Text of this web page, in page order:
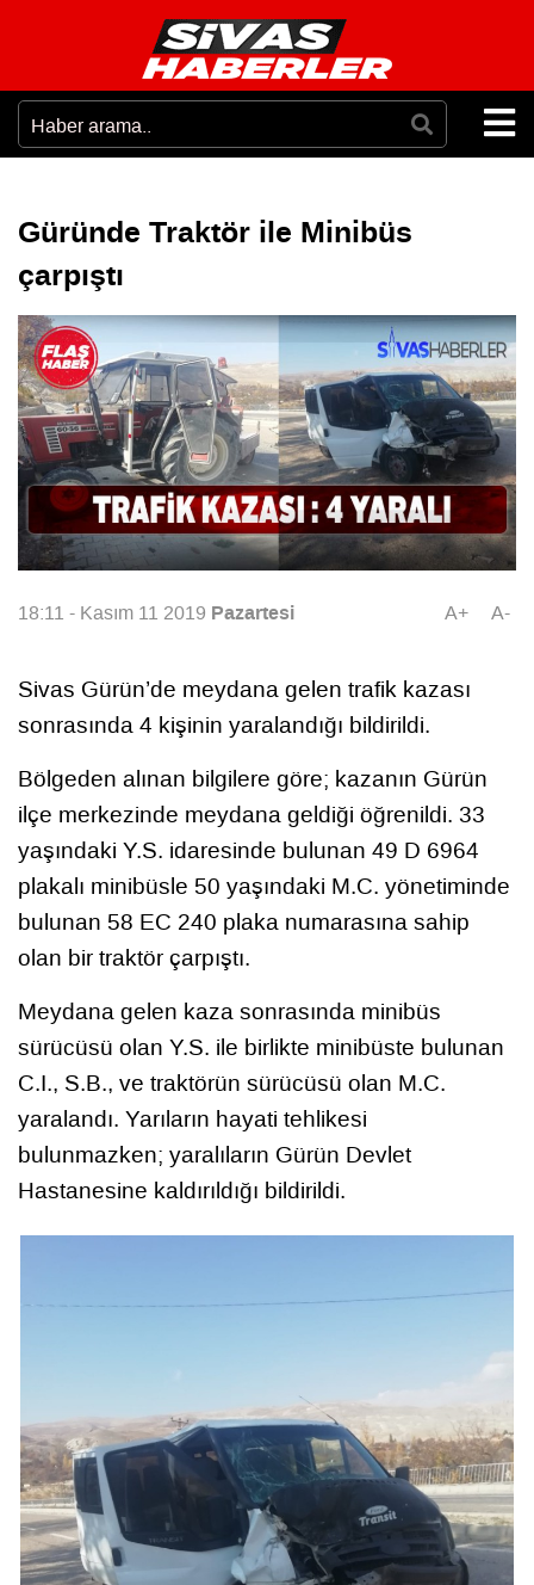
Güründe Traktör ile Minibüs
çarpıştı
18:11 - Kasım 11 2019 Pazartesi A+ A-
Sivas Gürün’de meydana gelen trafik kazası
sonrasında 4 kişinin yaralandığı bildirildi.
Bölgeden alınan bilgilere göre; kazanın Gürün
ilçe merkezinde meydana geldiği öğrenildi. 33
yaşındaki Y.S. idaresinde bulunan 49 D 6964
plakalı minibüsle 50 yaşındaki M.C. yönetiminde
bulunan 58 EC 240 plaka numarasına sahip
olan bir traktör çarpıştı.
Meydana gelen kaza sonrasında minibüs
sürücüsü olan Y.S. ile birlikte minibüste bulunan
C.I., S.B., ve traktörün sürücüsü olan M.C.
yaralandı. Yarıların hayati tehlikesi
bulunmazken; yaralıların Gürün Devlet
Hastanesine kaldırıldığı bildirildi.